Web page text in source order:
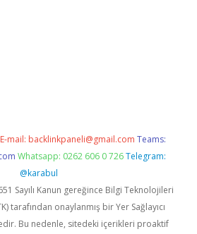
E-mail: backlinkpaneli@gmail.com Teams:
Whatsapp: 0262 606 0 726 Telegram:
@karabul
Sayılı Kanun gereğince Bilgi Teknolojileri
tarafından onaylanmış bir Yer Sağlayıcı
Bu nedenle, sitedeki içerikleri proaktif